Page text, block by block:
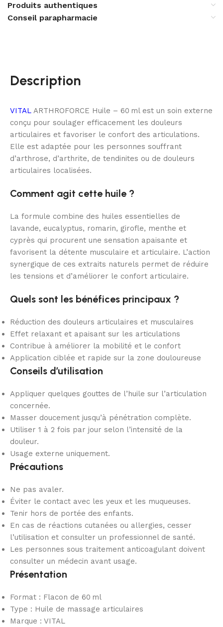
Produits authentiques
Conseil parapharmacie
Description
VITAL ARTHROFORCE Huile – 60 ml est un soin externe
conçu pour soulager efficacement les douleurs
articulaires et favoriser le confort des articulations.
Elle est adaptée pour les personnes souffrant
d’arthrose, d’arthrite, de tendinites ou de douleurs
articulaires localisées.
Comment agit cette huile ?
La formule combine des huiles essentielles de
lavande, eucalyptus, romarin, girofle, menthe et
cyprès qui procurent une sensation apaisante et
favorisent la détente musculaire et articulaire. L’action
synergique de ces extraits naturels permet de réduire
les tensions et d’améliorer le confort articulaire.
Quels sont les bénéfices principaux ?
Réduction des douleurs articulaires et musculaires
Effet relaxant et apaisant sur les articulations
Contribue à améliorer la mobilité et le confort
Application ciblée et rapide sur la zone douloureuse
Conseils d’utilisation
Appliquer quelques gouttes de l’huile sur l’articulation
concernée.
Masser doucement jusqu’à pénétration complète.
Utiliser 1 à 2 fois par jour selon l’intensité de la
douleur.
Usage externe uniquement.
Précautions
Ne pas avaler.
Éviter le contact avec les yeux et les muqueuses.
Tenir hors de portée des enfants.
En cas de réactions cutanées ou allergies, cesser
l’utilisation et consulter un professionnel de santé.
Les personnes sous traitement anticoagulant doivent
consulter un médecin avant usage.
Présentation
Format : Flacon de 60 ml
Type : Huile de massage articulaires
Marque : VITAL